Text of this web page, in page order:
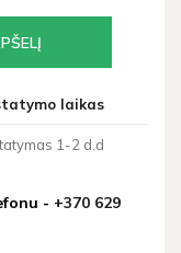
laikas
1-2 d.d
- +370 629